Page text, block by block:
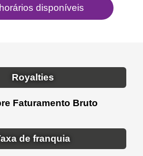
Royalties
Faturamento Bruto
de franquia